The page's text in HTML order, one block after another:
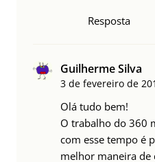
Resposta
Guilherme Silva
3 de fevereiro de
Olá tudo bem!
O trabalho do 360
com esse tempo é
melhor maneira de